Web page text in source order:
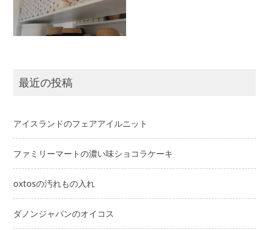
最近の投稿
アイスランドのフェアアイルニット
ファミリーマートの濃い味ショコラケーキ
oxtosの汚れもの入れ
ダノンジャパンのオイコス